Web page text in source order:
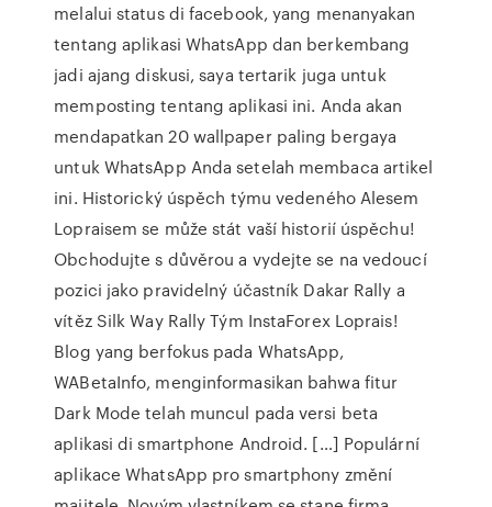
melalui status di facebook, yang menanyakan
tentang aplikasi WhatsApp dan berkembang
jadi ajang diskusi, saya tertarik juga untuk
memposting tentang aplikasi ini. Anda akan
mendapatkan 20 wallpaper paling bergaya
untuk WhatsApp Anda setelah membaca artikel
ini. Historický úspěch týmu vedeného Alesem
Lopraisem se může stát vaší historií úspěchu!
Obchodujte s důvěrou a vydejte se na vedoucí
pozici jako pravidelný účastník Dakar Rally a
vítěz Silk Way Rally Tým InstaForex Loprais!
Blog yang berfokus pada WhatsApp,
WABetaInfo, menginformasikan bahwa fitur
Dark Mode telah muncul pada versi beta
aplikasi di smartphone Android. […] Populární
aplikace WhatsApp pro smartphony změní